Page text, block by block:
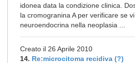
idonea data la condizione clinica.
la cromogranina A per verificare se
neuroendocrina nella neoplasia ...
Creato il 26 Aprile 2010
14. Re:microcitoma recidiva (?)